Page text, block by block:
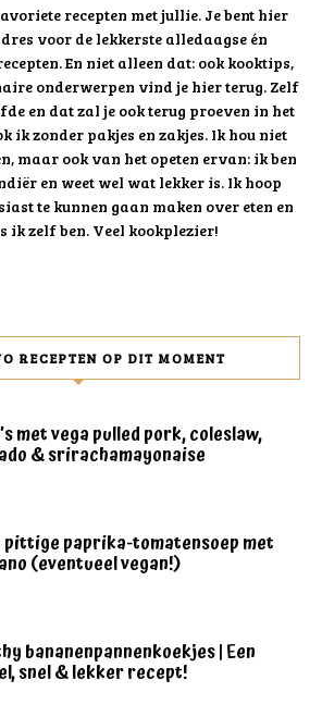
recepten met jullie. Je bent hier
voor de lekkerste alledaagse én
En niet alleen dat: ook kooktips,
onderwerpen vind je hier terug. Zelf
en dat zal je ook terug proeven in het
ik zonder pakjes en zakjes. Ik hou niet
maar ook van het opeten ervan: ik ben
en weet wel wat lekker is. Ik hoop
te kunnen gaan maken over eten en
ik zelf ben. Veel kookplezier!
RECEPTEN OP DIT MOMENT
met vega pulled pork, coleslaw,
& srirachamayonaise
paprika-tomatensoep met
(eventueel vegan!)
bananenpannenkoekjes | Een
snel & lekker recept!